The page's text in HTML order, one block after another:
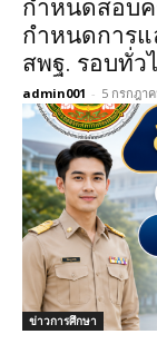
กำหนดสอบค
กำหนดการ
สพฐ. รอบทั่ว
admin001 - 5 กรกฎา
ข่าวการศึกษา